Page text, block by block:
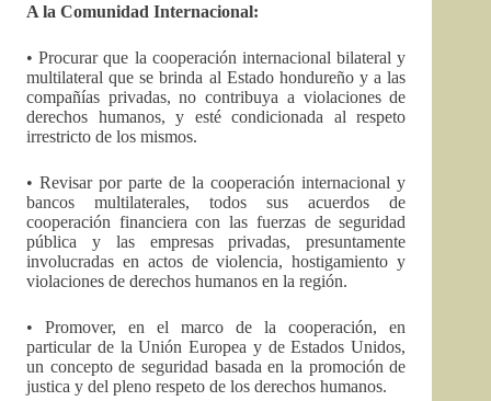
A la Comunidad Internacional:
• Procurar que la cooperación internacional bilateral y
multilateral que se brinda al Estado hondureño y a las
compañías privadas, no contribuya a violaciones de
derechos humanos, y esté condicionada al respeto
irrestricto de los mismos.
• Revisar por parte de la cooperación internacional y
bancos multilaterales, todos sus acuerdos de
cooperación financiera con las fuerzas de seguridad
pública y las empresas privadas, presuntamente
involucradas en actos de violencia, hostigamiento y
violaciones de derechos humanos en la región.
• Promover, en el marco de la cooperación, en
particular de la Unión Europea y de Estados Unidos,
un concepto de seguridad basada en la promoción de
justica y del pleno respeto de los derechos humanos.